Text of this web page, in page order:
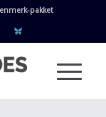
pakket